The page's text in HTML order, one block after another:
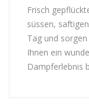
Frisch
süssen,
Tag und
Ihnen ein
Dampferlebnis